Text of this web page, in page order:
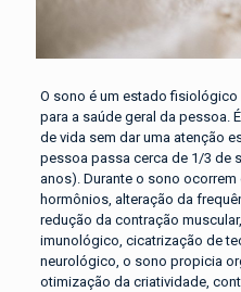
O sono é um estado
para a saúde geral da pessoa.
de vida sem dar uma atenção
pessoa passa cerca de 1/3 de
anos). Durante o sono
hormônios, alteração da
redução da contração
imunológico, cicatrização de
neurológico, o sono propicia
otimização da criatividade,